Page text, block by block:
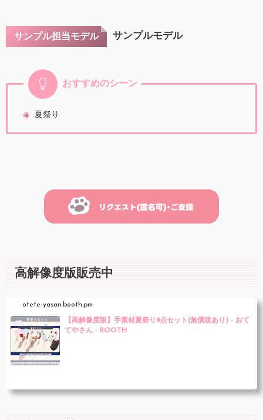
サンプル担当モデル サンプルモデル
おすすめのシーン
夏祭り
高解像度版販売中
otete-yasan.booth.pm
【高解像度版】手素材夏祭り8点セット(無償版あり) - おて
てやさん - BOOTH